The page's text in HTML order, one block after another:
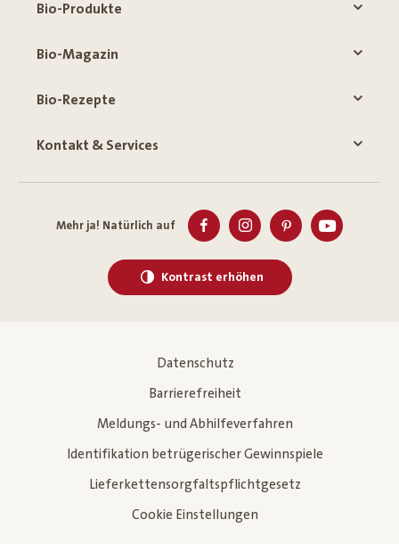
Bio-Produkte
Bio-Magazin
Bio-Rezepte
Kontakt & Services
Mehr ja! Natürlich auf
Kontrast erhöhen
Datenschutz
Barrierefreiheit
Meldungs- und Abhilfeverfahren
Identifikation betrügerischer Gewinnspiele
Lieferkettensorgfaltspflichtgesetz
Cookie Einstellungen